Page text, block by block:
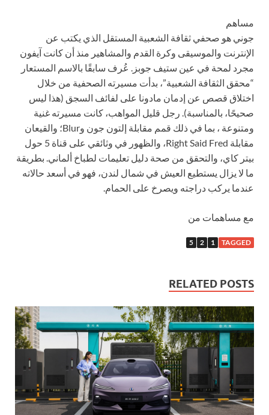
مساهم
جوني هو صحفي ثقافة الشعبية المستقل الذي يكتب عن
الإنترنت والموسيقى وكرة القدم والمشاهير منذ أن كانت آيفون
مجرد لمحة في عين ستيف جوبز. عُرف سابقًا بالاسم المستعار
“محقق الثقافة الشعبية”، بدأت مسيرته الصحفية من خلال
اختلاق قصص عن إدمان مادونا على لفائف السجق (هذا ليس
صحيحًا، بالمناسبة). رجل قليل المواهب، كانت مسيرته غنية
ومتنوعة ، بما في ذلك قمم مقابلة إلتون جون وBlur؛ والقيعان
مقابلة Right Said Fred، والظهور في وثائقي على قناة 5 حول
بيتر كاي، والتحقق من صحة دليل تعليمات لطباخ ألماني. بطريقة
ما لا يزال يستطيع العيش في شمال لندن، فهو في أسعد حالاته
عندما يركب دراجته ويصرخ على الحمام.
مع مساهمات من
TAGGED
1
2
5
RELATED POSTS